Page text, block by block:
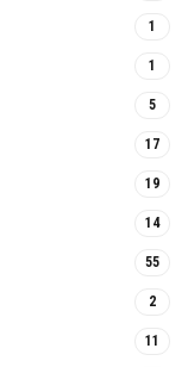
1
1
5
17
19
14
55
2
11